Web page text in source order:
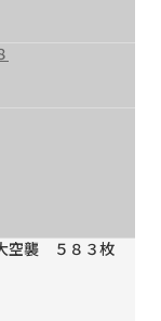
空襲 ５８３枚